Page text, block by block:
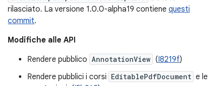
rilasciato. La versione 1.0.0-alpha19 contiene questi
commit.
Modifiche alle API
Rendere pubblico AnnotationView (I8219f)
Rendere pubblici i corsi EditablePdfDocument e le